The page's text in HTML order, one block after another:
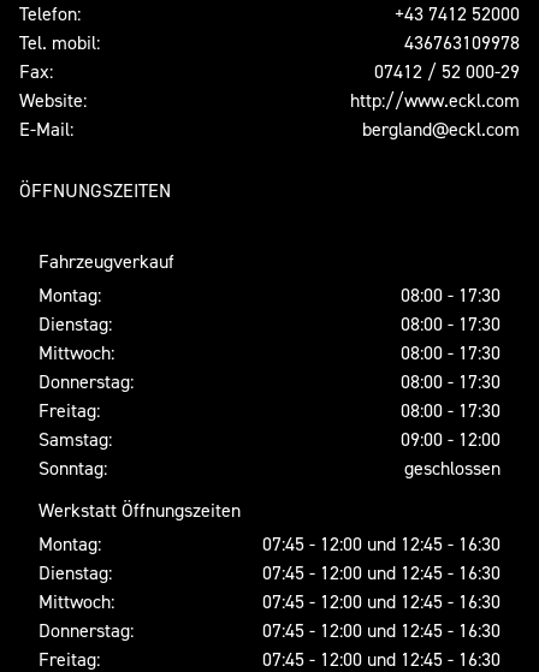
Telefon:
+43 7412 52000
Tel. mobil:
436763109978
Fax:
07412 / 52 000-29
Website:
http://www.eckl.com
E-Mail:
bergland@eckl.com
ÖFFNUNGSZEITEN
Fahrzeugverkauf
Montag:
08:00 - 17:30
Dienstag:
08:00 - 17:30
Mittwoch:
08:00 - 17:30
Donnerstag:
08:00 - 17:30
Freitag:
08:00 - 17:30
Samstag:
09:00 - 12:00
Sonntag:
geschlossen
Werkstatt Öffnungszeiten
Montag:
07:45 - 12:00 und 12:45 - 16:30
Dienstag:
07:45 - 12:00 und 12:45 - 16:30
Mittwoch:
07:45 - 12:00 und 12:45 - 16:30
Donnerstag:
07:45 - 12:00 und 12:45 - 16:30
Freitag:
07:45 - 12:00 und 12:45 - 16:30